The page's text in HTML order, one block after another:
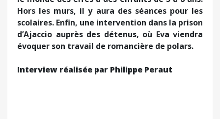
Hors les murs, il y aura des séances pour les
scolaires. Enfin, une intervention dans la prison
d’Ajaccio auprès des détenus, où Eva viendra
évoquer son travail de romancière de polars.
Interview réalisée par Philippe Peraut